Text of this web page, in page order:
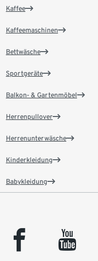
Kaffee
Kaffeemaschinen
Bettwäsche
Sportgeräte
Balkon- & Gartenmöbel
Herrenpullover
Herrenunterwäsche
Kinderkleidung
Babykleidung
facebook youtube